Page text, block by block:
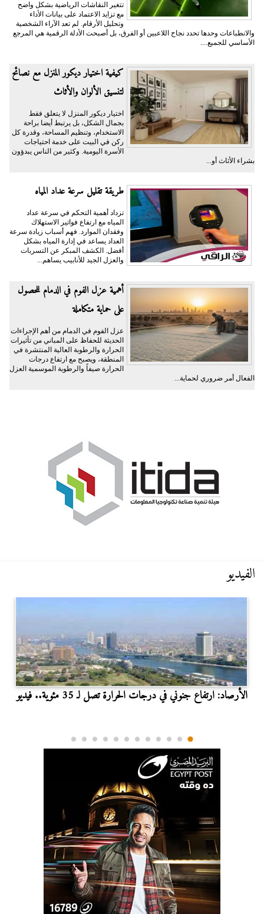
تتغير النقاشات الرياضية بشكل واضح
مع تزايد الاعتماد على بيانات الأداء
وتحليل الأرقام. لم تعد الآراء الشخصية
والانطباعات وحدها تحدد نجاح اللاعبين أو الفرق، بل أصبحت الأدلة الرقمية هي المرجع
الأساسي للجميع....
كيفية اختيار ديكور المنزل مع نصائح
لتنسيق الألوان والأثاث
اختيار ديكور المنزل لا يتعلق فقط
بجمال الشكل، بل يرتبط أيضا براحة
الاستخدام، وتنظيم المساحة، وقدرة كل
ركن في البيت على خدمة احتياجات
الأسرة اليومية. وكثير من الناس يبدؤون
بشراء الأثاث أو...
طريقة تقليل سرعة عداد المياه
تزداد أهمية التحكم في سرعة عداد
المياه مع ارتفاع فواتير الاستهلاك
وفقدان الموارد. فهم أسباب زيادة سرعة
العداد يساعد في إدارة المياه بشكل
أفضل. الكشف المبكر عن التسربات
والعزل الجيد للأنابيب يساهم...
أهمية عزل الفوم في الدمام للحصول
على حماية متكاملة
عزل الفوم في الدمام من أهم الإجراءات
الحديثة للحفاظ على المباني من تأثيرات
الحرارة والرطوبة العالية المنتشرة في
المنطقة، ويصبح مع ارتفاع درجات
الحرارة صيفاً والرطوبة الموسمية العزل
الفعال أمر ضروري لحماية...
الفيديو
الأرصاد: ارتفاع جنوني في درجات الحرارة تصل لـ 35 مئوية.. فيديو